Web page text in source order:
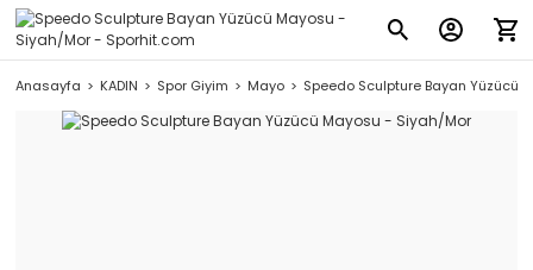
Anasayfa KADIN Spor Giyim Mayo Speedo Sculpture Bayan Yüzücü